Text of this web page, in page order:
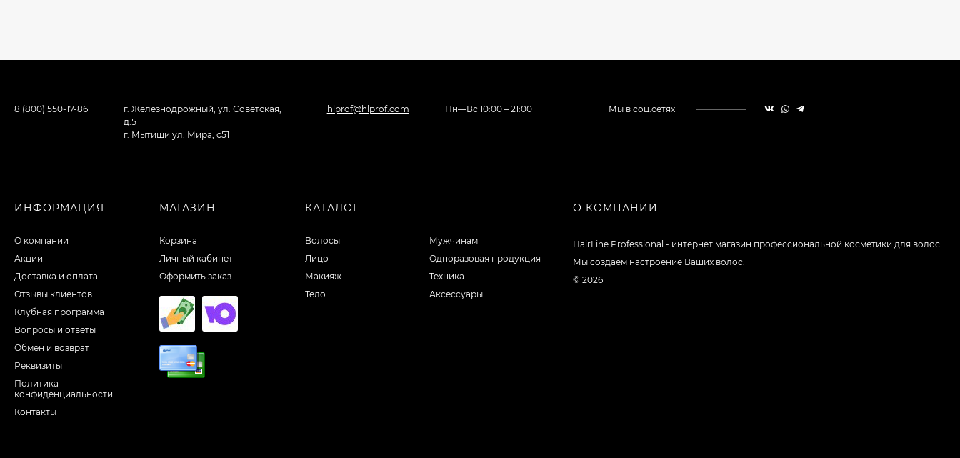
8 (800) 550-17-86
г. Железнодрожный, ул. Советская,
д.5
г. Мытищи ул. Мира, с51
hlprof@hlprof.com Пн—Вс 10:00 – 21:00 Мы в соц.сетях
ИНФОРМАЦИЯ
О компании
Акции
Доставка и оплата
Отзывы клиентов
Клубная программа
Вопросы и ответы
Обмен и возврат
Реквизиты
Политика
конфиденциальности
Контакты
МАГАЗИН
Корзина
Личный кабинет
Оформить заказ
КАТАЛОГ
Волосы
Лицо
Макияж
Тело
Мужчинам
Одноразовая продукция
Техника
Аксессуары
О КОМПАНИИ
HairLine Professional - интернет магазин профессиональной косметики для волос.
Мы создаем настроение Ваших волос.
© 2026